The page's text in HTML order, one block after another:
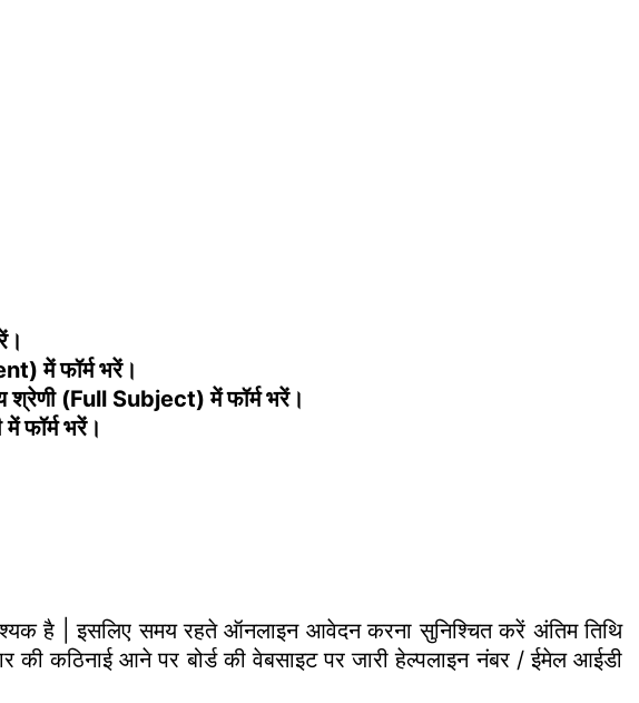
में फॉर्म भरें।
श्रेणी (Full Subject) में फॉर्म भरें।
में फॉर्म भरें।
है | इसलिए समय रहते ऑनलाइन आवेदन करना सुनिश्चित करें अंतिम तिथि
कठिनाई आने पर बोर्ड की वेबसाइट पर जारी हेल्पलाइन नंबर / ईमेल आईडी